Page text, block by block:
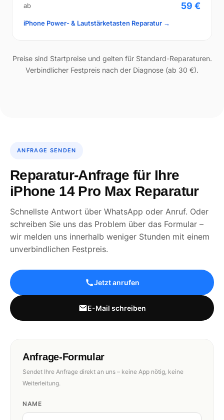
ab 59 €
iPhone Power- & Lautstärketasten Reparatur →
Preise sind Startpreise und gelten für Standard-Reparaturen.
Verbindlicher Festpreis nach der Diagnose (ab 30 €).
ANFRAGE SENDEN
Reparatur-Anfrage für Ihre
iPhone 14 Pro Max Reparatur
Schnellste Antwort über WhatsApp oder Anruf. Oder
schreiben Sie uns das Problem über das Formular –
wir melden uns innerhalb weniger Stunden mit einem
unverbindlichen Festpreis.
Jetzt anrufen
E-Mail schreiben
Anfrage-Formular
Sendet Ihre Anfrage direkt an uns – keine App nötig, keine
Weiterleitung.
NAME